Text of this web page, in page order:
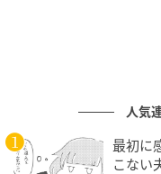
これらを伝えること
態を踏まえた内容に
人気
最初に
こない